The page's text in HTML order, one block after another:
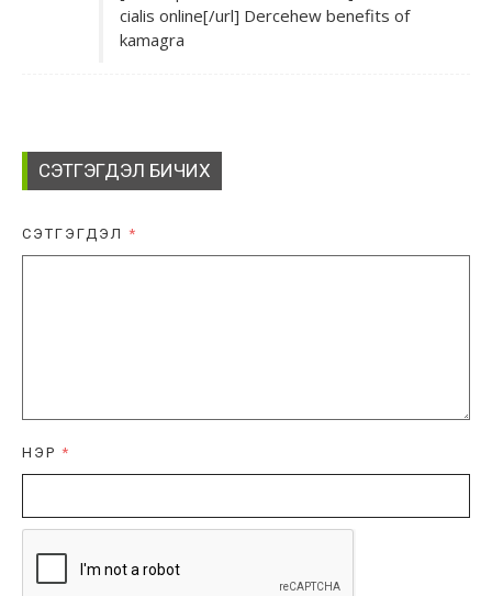
cialis online[/url] Dercehew benefits of
kamagra
СЭТГЭГДЭЛ БИЧИХ
СЭТГЭГДЭЛ *
НЭР *